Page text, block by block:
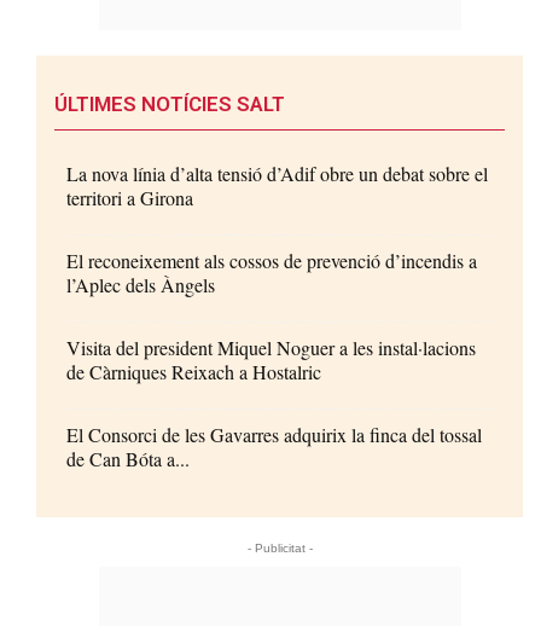
ÚLTIMES NOTÍCIES SALT
La nova línia d’alta tensió d’Adif obre un debat sobre el
territori a Girona
El reconeixement als cossos de prevenció d’incendis a
l’Aplec dels Àngels
Visita del president Miquel Noguer a les instal·lacions
de Càrniques Reixach a Hostalric
El Consorci de les Gavarres adquirix la finca del tossal
de Can Bóta a...
- Publicitat -